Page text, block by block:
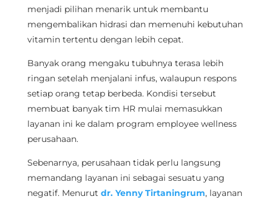
menjadi pilihan menarik untuk membantu
mengembalikan hidrasi dan memenuhi kebutuhan
vitamin tertentu dengan lebih cepat.
Banyak orang mengaku tubuhnya terasa lebih
ringan setelah menjalani infus, walaupun respons
setiap orang tetap berbeda. Kondisi tersebut
membuat banyak tim HR mulai memasukkan
layanan ini ke dalam program employee wellness
perusahaan.
Sebenarnya, perusahaan tidak perlu langsung
memandang layanan ini sebagai sesuatu yang
negatif. Menurut dr. Yenny Tirtaningrum, layanan